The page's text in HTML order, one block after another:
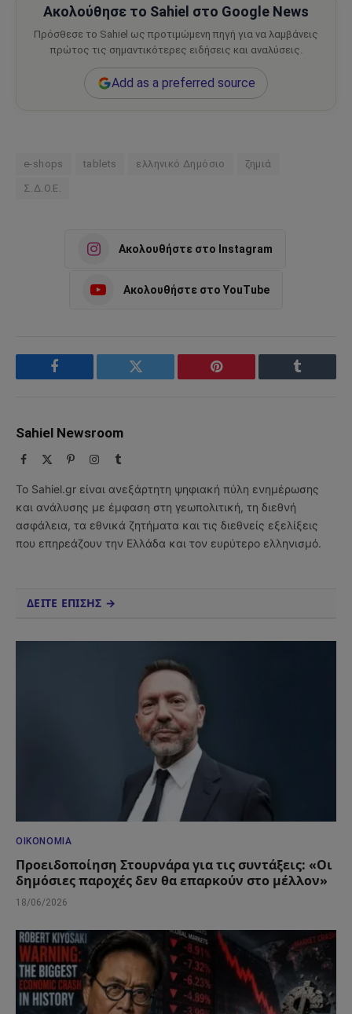
Ακολούθησε το Sahiel στο Google News
Πρόσθεσε το Sahiel ως προτιμώμενη πηγή για να λαμβάνεις
πρώτος τις σημαντικότερες ειδήσεις και αναλύσεις.
Add as a preferred source
e-shops tablets ελληνικό Δημόσιο ζημιά
Σ.Δ.Ο.Ε.
Ακολουθήστε στο Instagram
Ακολουθήστε στο YouTube
Facebook Twitter Pinterest Tumblr
Sahiel Newsroom
Facebook PinterestInstagram
Tumblr
Το Sahiel.gr είναι ανεξάρτητη ψηφιακή πύλη ενημέρωσης
και ανάλυσης με έμφαση στη γεωπολιτική, τη διεθνή
ασφάλεια, τα εθνικά ζητήματα και τις διεθνείς εξελίξεις
που επηρεάζουν την Ελλάδα και τον ευρύτερο ελληνισμό.
ΔΕΙΤΕ ΕΠΙΣΗΣ →
ΟΙΚΟΝΟΜΊΑ
Προειδοποίηση Στουρνάρα για τις συντάξεις: «Οι
δημόσιες παροχές δεν θα επαρκούν στο μέλλον»
18/06/2026